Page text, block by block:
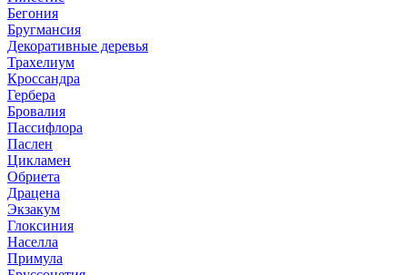
Бегония
Бругмансия
Декоративные деревья
Трахелиум
Кроссандра
Гербера
Бровалия
Пассифлора
Паслен
Цикламен
Обриета
Драцена
Экзакум
Глоксиния
Населла
Примула